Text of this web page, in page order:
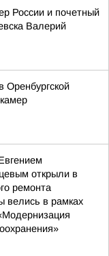
России и почетный
Валерий
Оренбургской
открыли в
ремонта
велись в рамках